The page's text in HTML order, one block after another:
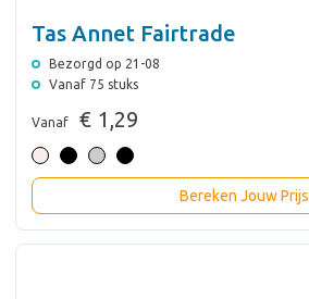
Tas Annet Fairtrade
Bezorgd op 21-08
Vanaf 75 stuks
Vanaf € 1,29
Bereken Jouw Prijs